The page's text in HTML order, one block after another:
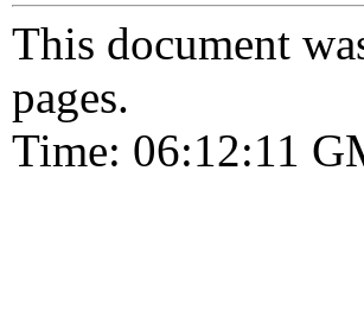
This document
pages.
Time: 06:12:11